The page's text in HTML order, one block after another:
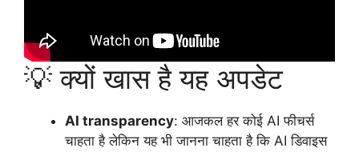
💡 क्यों खास है यह अपडेट
AI transparency: आजकल हर कोई AI फीचर्स
चाहता है लेकिन यह भी जानना चाहता है कि AI डिवाइस